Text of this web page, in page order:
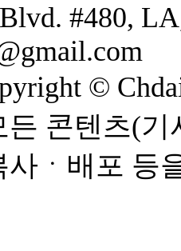
#480,
©
든 콘텐츠(
사ㆍ배포 등